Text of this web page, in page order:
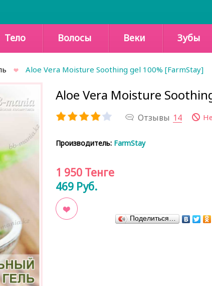
Тело Волосы Веки Зубы
Aloe Vera Moisture Soothing gel 100% [FarmStay]
Aloe Vera Moisture
Отзывы 14
Производитель: FarmStay
1 950 Тенге
469 Руб.
В закладки
Поделиться…